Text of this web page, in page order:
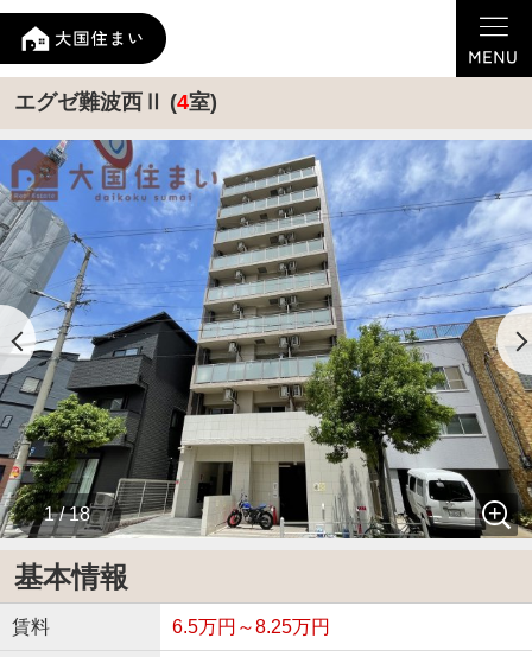
エグゼ難波西Ⅱ (4室)
1 / 18
基本情報
賃料 6.5万円～8.25万円